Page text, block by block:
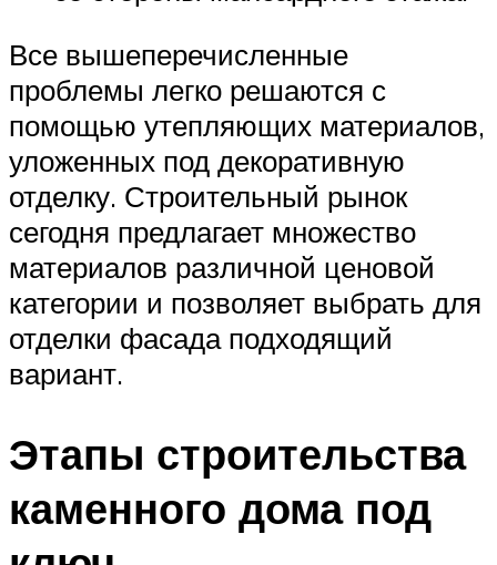
Все вышеперечисленные
проблемы легко решаются с
помощью утепляющих материалов,
уложенных под декоративную
отделку. Строительный рынок
сегодня предлагает множество
материалов различной ценовой
категории и позволяет выбрать для
отделки фасада подходящий
вариант.
Этапы строительства
каменного дома под